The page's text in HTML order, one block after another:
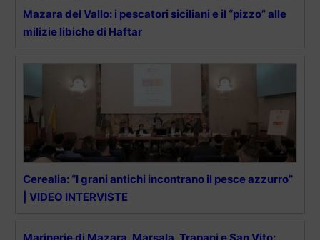
Mazara del Vallo: i pescatori siciliani e il “pizzo” alle
milizie libiche di Haftar
Cerealia: “I grani antichi incontrano il pesce azzurro”
| VIDEO INTERVISTE